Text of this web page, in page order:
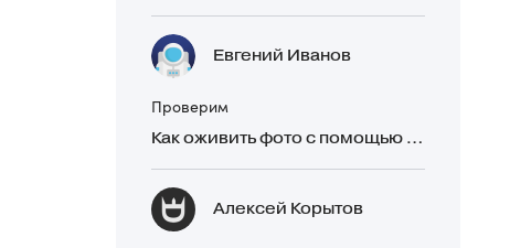
Евгений Иванов
Проверим
Как оживить фото с помощью нейросетей в 2026 году: 17 бесплатных онлайн-сервисов, приложений и ботов
Алексей Корытов